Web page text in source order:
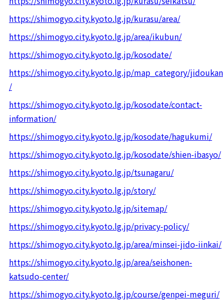
https://shimogyo.city.kyoto.lg.jp/kurasu/area/
https://shimogyo.city.kyoto.lg.jp/area/ikubun/
https://shimogyo.city.kyoto.lg.jp/kosodate/
https://shimogyo.city.kyoto.lg.jp/map_category/jidoukan
/
https://shimogyo.city.kyoto.lg.jp/kosodate/contact-
information/
https://shimogyo.city.kyoto.lg.jp/kosodate/hagukumi/
https://shimogyo.city.kyoto.lg.jp/kosodate/shien-ibasyo/
https://shimogyo.city.kyoto.lg.jp/tsunagaru/
https://shimogyo.city.kyoto.lg.jp/story/
https://shimogyo.city.kyoto.lg.jp/sitemap/
https://shimogyo.city.kyoto.lg.jp/privacy-policy/
https://shimogyo.city.kyoto.lg.jp/area/minsei-jido-iinkai/
https://shimogyo.city.kyoto.lg.jp/area/seishonen-
katsudo-center/
https://shimogyo.city.kyoto.lg.jp/course/genpei-meguri/